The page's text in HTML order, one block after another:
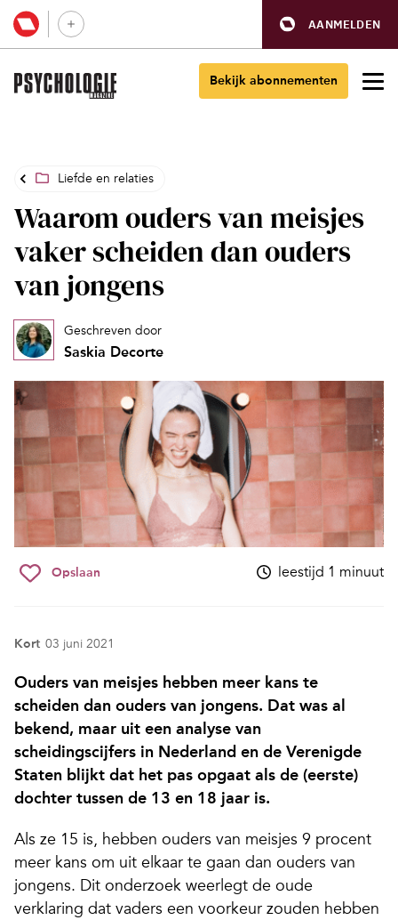
AANMELDEN
Bekijk abonnementen
Liefde en relaties
Waarom ouders van meisjes
vaker scheiden dan ouders
van jongens
Geschreven door
Saskia Decorte
Opslaan leestijd 1 minuut
Kort 03 juni 2021
Ouders van meisjes hebben meer kans te
scheiden dan ouders van jongens. Dat was al
bekend, maar uit een analyse van
scheidingscijfers in Nederland en de Verenigde
Staten blijkt dat het pas opgaat als de (eerste)
dochter tussen de 13 en 18 jaar is.
Als ze 15 is, hebben ouders van meisjes 9 procent
meer kans om uit elkaar te gaan dan ouders van
jongens. Dit onderzoek weerlegt de oude
verklaring dat vaders een voorkeur zouden hebben